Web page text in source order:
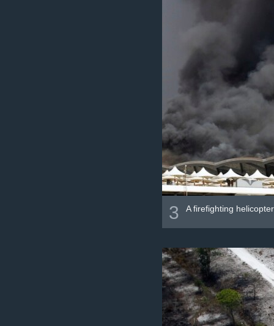
3 A firefighting